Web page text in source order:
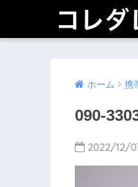
ホーム 携
090-
2022/12/